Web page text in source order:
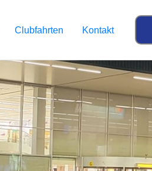
Clubfahrten Kontakt